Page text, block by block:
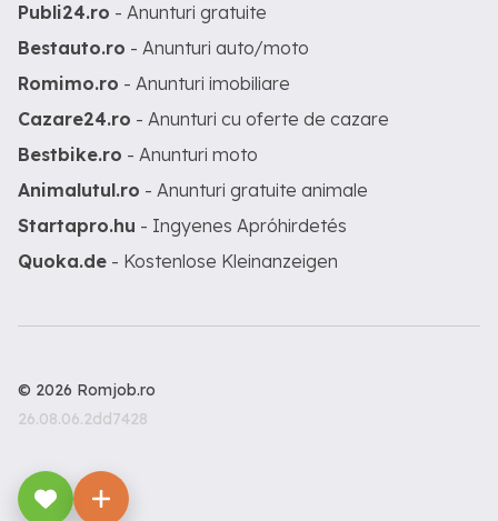
Publi24.ro - Anunturi gratuite
Bestauto.ro - Anunturi auto/moto
Romimo.ro - Anunturi imobiliare
Cazare24.ro - Anunturi cu oferte de cazare
Bestbike.ro - Anunturi moto
Animalutul.ro - Anunturi gratuite animale
Startapro.hu - Ingyenes Apróhirdetés
Quoka.de - Kostenlose Kleinanzeigen
© 2026 Romjob.ro
26.08.06.2dd7428